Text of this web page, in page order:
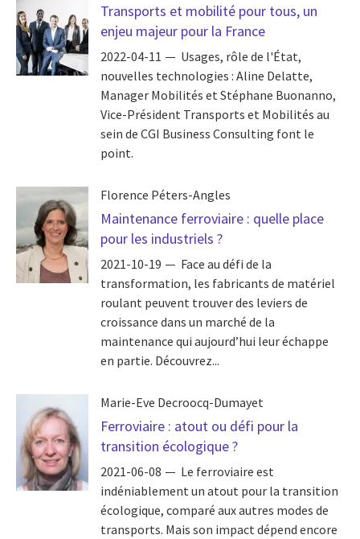
Transports et mobilité pour tous, un
enjeu majeur pour la France
2022-04-11
Usages, rôle de l'État,
nouvelles technologies : Aline Delatte,
Manager Mobilités et Stéphane Buonanno,
Vice-Président Transports et Mobilités au
sein de CGI Business Consulting font le
point.
Florence Péters-Angles
Maintenance ferroviaire : quelle place
pour les industriels ?
2021-10-19
Face au défi de la
transformation, les fabricants de matériel
roulant peuvent trouver des leviers de
croissance dans un marché de la
maintenance qui aujourd’hui leur échappe
en partie. Découvrez...
Marie-Eve Decroocq-Dumayet
Ferroviaire : atout ou défi pour la
transition écologique ?
2021-06-08
Le ferroviaire est
indéniablement un atout pour la transition
écologique, comparé aux autres modes de
transports. Mais son impact dépend encore